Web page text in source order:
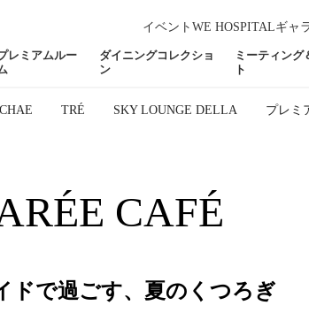
イベント WE HOSPITALギャ
レミアムルー
ダイニングコレクショ
ン
ミーティング
ト
TRÉ SKY LOUNGE DELLA プレミ
CAFÉ
ドで過ごす、夏のくつろぎ